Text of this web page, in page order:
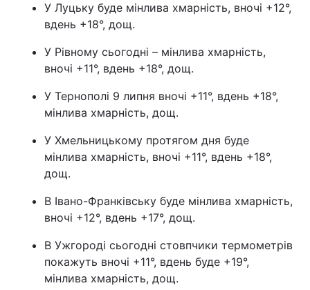
Екологія Регіони
Лонгріди
Відео з Youtube Статті
Інтерв'ю Думки
Вакансії
Контакти
У Луцьку буде мінлива хмарність, вночі +12°,
вдень +18°, дощ.
У Рівному сьогодні – мінлива хмарність,
вночі +11°, вдень +18°, дощ.
У Тернополі 9 липня вночі +11°, вдень +18°,
мінлива хмарність, дощ.
У Хмельницькому протягом дня буде
мінлива хмарність, вночі +11°, вдень +18°,
дощ.
В Івано-Франківську буде мінлива хмарність,
вночі +12°, вдень +17°, дощ.
В Ужгороді сьогодні стовпчики термометрів
покажуть вночі +11°, вдень буде +19°,
мінлива хмарність, дощ.